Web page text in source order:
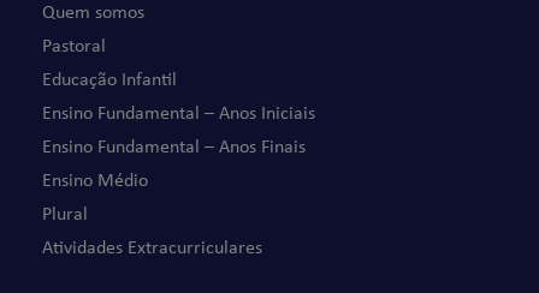
Quem somos
Pastoral
Educação Infantil
Ensino Fundamental – Anos Iniciais
Ensino Fundamental – Anos Finais
Ensino Médio
Plural
Atividades Extracurriculares